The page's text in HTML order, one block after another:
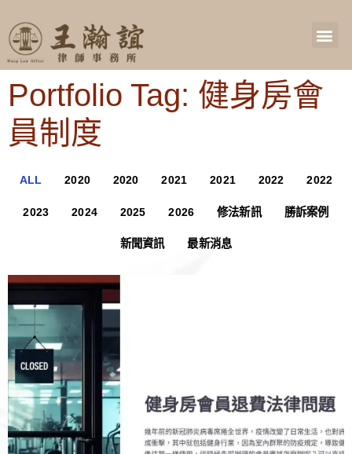
Portfolio Tag: 健身房會
員制度
ALL 2020 2020 2021 2021 2022 2022
2023 2024 2025 2026 修法新訊 勝訴案例
新聞資訊 最新消息